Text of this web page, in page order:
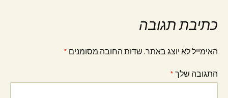
כתיבת תגובה
האימייל לא יוצג באתר. שדות החובה מסומנים *
התגובה שלך *